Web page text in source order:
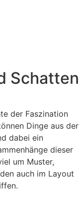
Schatten
der Faszination
Dinge aus der
dabei ein
dieser
um Muster,
auch im Layout